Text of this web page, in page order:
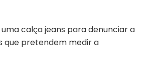
calça jeans para denunciar a
que pretendem medir a